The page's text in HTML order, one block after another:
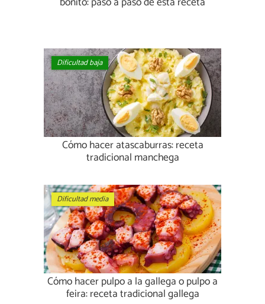
Dificultad baja
Cómo hacer atascaburras: receta
tradicional manchega
Dificultad media
Cómo hacer pulpo a la gallega o pulpo a
feira: receta tradicional gallega